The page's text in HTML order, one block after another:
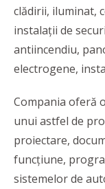
clădirii, iluminat,
instalaţii de
antiincendiu,
electrogene,
Compania oferă
unui astfel de
proiectare,
funcţiune,
sistemelor de